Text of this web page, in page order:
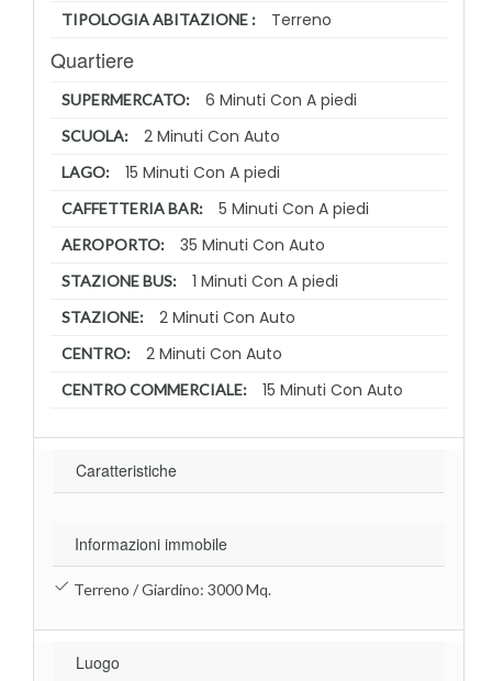
TIPOLOGIA ABITAZIONE : Terreno
Quartiere
SUPERMERCATO: 6 Minuti Con A piedi
SCUOLA: 2 Minuti Con Auto
LAGO: 15 Minuti Con A piedi
CAFFETTERIA BAR: 5 Minuti Con A piedi
AEROPORTO: 35 Minuti Con Auto
STAZIONE BUS: 1 Minuti Con A piedi
STAZIONE: 2 Minuti Con Auto
CENTRO: 2 Minuti Con Auto
CENTRO COMMERCIALE: 15 Minuti Con Auto
Caratteristiche
Informazioni immobile
Terreno / Giardino: 3000 Mq.
Luogo